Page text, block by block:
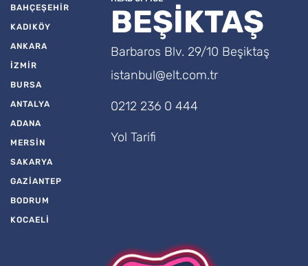
BAHÇEŞEHİR
KADIKÖY
ANKARA
İZMİR
BURSA
ANTALYA
ADANA
MERSİN
SAKARYA
GAZİANTEP
BODRUM
KOCAELİ
BEŞİKTAŞ
Barbaros Blv. 29/10 Beşiktaş
istanbul@elt.com.tr
0212 236 0 444
Yol Tarifi